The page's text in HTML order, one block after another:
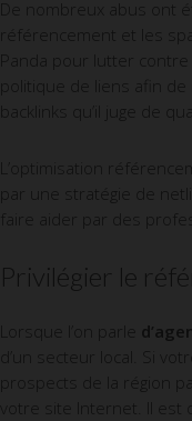
De nombreux abus ont
référencement et les
Panda pour lutter
politique de liens afin
backlinks qu’il juge de
L’optimisation
par une stratégie de
faire aider par des
Privilégier le
d’un secteur local. Si
prospects de la région
votre site Internet. Il est